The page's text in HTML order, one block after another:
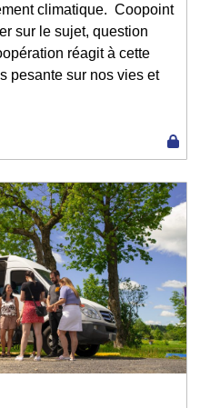
climatique. Coopoint
sur le sujet, question
réagit à cette
pesante sur nos vies et